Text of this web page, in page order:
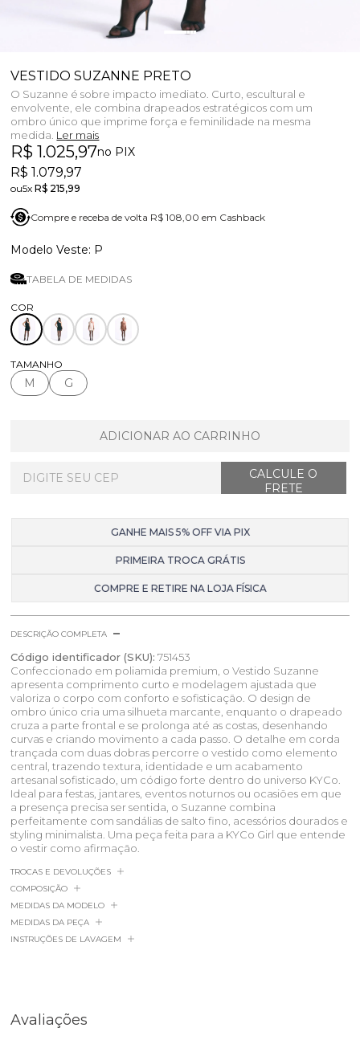
VESTIDO SUZANNE PRETO
O Suzanne é sobre impacto imediato. Curto, escultural e
envolvente, ele combina drapeados estratégicos com um
ombro único que imprime força e feminilidade na mesma
medida. Ler mais
R$ 1.025,97no PIX
R$ 1.079,97
5xR$ 215,99
Compre e receba de volta R$ 108,00 em Cashback
P
TABELA DE MEDIDAS
TAMANHO
M G
ADICIONAR AO CARRINHO
GANHE MAIS 5% OFF VIA PIX
PRIMEIRA TROCA GRÁTIS
COMPRE E RETIRE NA LOJA FÍSICA
DESCRIÇÃO COMPLETA
Código identificador (SKU): 751453
Confeccionado em poliamida premium, o Vestido Suzanne
apresenta comprimento curto e modelagem ajustada que
valoriza o corpo com conforto e sofisticação. O design de
ombro único cria uma silhueta marcante, enquanto o drapeado
cruza a parte frontal e se prolonga até as costas, desenhando
curvas e criando movimento a cada passo. O detalhe em corda
trançada com duas dobras percorre o vestido como elemento
central, trazendo textura, identidade e um acabamento
artesanal sofisticado, um código forte dentro do universo KYCo.
Ideal para festas, jantares, eventos noturnos ou ocasiões em que
a presença precisa ser sentida, o Suzanne combina
perfeitamente com sandálias de salto fino, acessórios dourados e
styling minimalista. Uma peça feita para a KYCo Girl que entende
o vestir como afirmação.
TROCAS E DEVOLUÇÕES
MEDIDAS DA PEÇA
INSTRUÇÕES DE LAVAGEM
COMPOSIÇÃO
MEDIDAS DA MODELO
Avaliações